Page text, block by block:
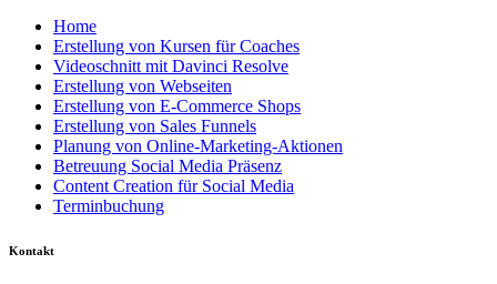
Home
Erstellung von Kursen für Coaches
Videoschnitt mit Davinci Resolve
Erstellung von Webseiten
Erstellung von E-Commerce Shops
Erstellung von Sales Funnels
Planung von Online-Marketing-Aktionen
Betreuung Social Media Präsenz
Content Creation für Social Media
Terminbuchung
Kontakt